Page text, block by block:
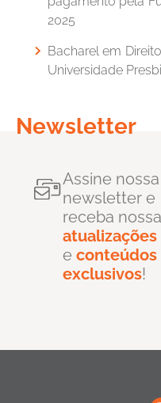
2025
Bacharel em
Universidade
Newsletter
Assine nossa
newsletter e
receba
atualizações
e conteúdos
exclusivos!